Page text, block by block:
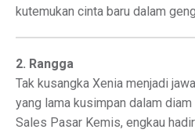
kutemukan cinta baru dalam
2. Rangga
Tak kusangka Xenia menjadi
yang lama kusimpan dalam diam
Sales Pasar Kemis, engkau